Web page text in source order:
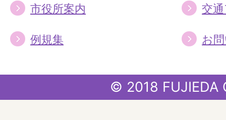
市役所案内 交
例規集 お
© 2018 FUJIEDA